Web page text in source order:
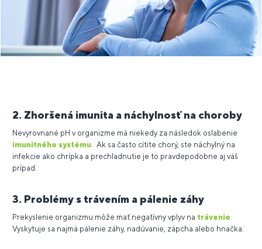
2. Zhoršená imunita a náchylnosť na choroby
Nevyrovnané pH v organizme má niekedy za následok oslabenie
imunitného systému . Ak sa často cítite chorý, ste náchylný na
infekcie ako chrípka a prechladnutie je to pravdepodobne aj váš
prípad.
3. Problémy s trávením a pálenie záhy
Prekyslenie organizmu môže mať negatívny vplyv na trávenie
Vyskytuje sa najmä pálenie záhy, nadúvanie, zápcha alebo hnačka.